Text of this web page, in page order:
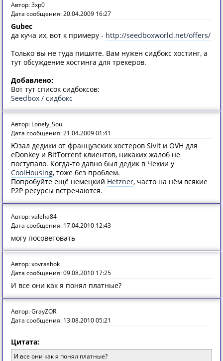
Автор: 3xp0
Дата сообщения: 20.04.2009 16:27
Gubec
да куча их, вот к примеру - http://seedboxworld.net/offers/
Только вы не туда пишите. Вам нужен сидбокс хостинг, а
тут обсуждение хостинга для трекеров.
Добавлено:
Вот тут список сидбоксов:
Seedbox / сидбокс
Автор: Lonely_Soul
Дата сообщения: 21.04.2009 01:41
Юзал дедики от французских хостеров Sivit и OVH для
eDonkey и BitTorrent клиентов, никаких жалоб не
поступало. Когда-то давно был дедик в Чехии у
CoolHousing, тоже без проблем.
Попробуйте ещё немецкий Hetzner, часто на нём всякие
P2P ресурсы встречаются.
Автор: valeha84
Дата сообщения: 17.04.2010 12:43
могу посоветовать
Автор: xovrashok
Дата сообщения: 09.08.2010 17:25
И все они как я понял платные?
Автор: GrayZOR
Дата сообщения: 13.08.2010 05:21
Цитата:
И все они как я понял платные?